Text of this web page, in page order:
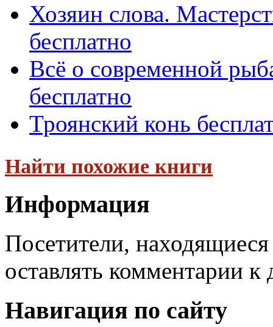
Хозяин слова.
бесплатно
Всё о современной
бесплатно
Троянский конь
Найти похожие книги
Информация
Посетители,
оставлять комментарии к
Навигация по сайту